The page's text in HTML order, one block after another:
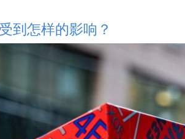
到怎样的影响？